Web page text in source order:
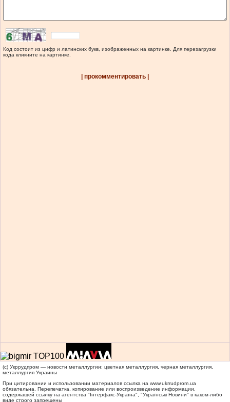
Код состоит из цифр и латинских букв, изображенных на картинке. Для перезагрузки
кода кликните на картинке.
| прокомментировать |
(c) Укррудпром — новости металлургии: цветная металлургия, черная металлургия,
металлургия Украины
При цитировании и использовании материалов ссылка на www.ukrrudprom.ua
обязательна. Перепечатка, копирование или воспроизведение информации,
содержащей ссылку на агентства "Iнтерфакс-Україна", "Українськi Новини" в каком-либо
виде строго запрещены